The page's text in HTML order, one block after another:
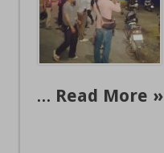
... Read More »